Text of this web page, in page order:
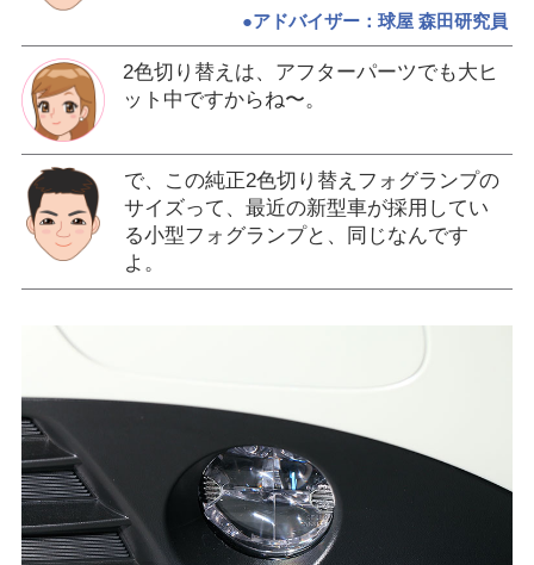
●アドバイザー：球屋 森田研究員
2色切り替えは、アフターパーツでも大ヒ
ット中ですからね〜。
で、この純正2色切り替えフォグランプの
サイズって、最近の新型車が採用してい
る小型フォグランプと、同じなんです
よ。